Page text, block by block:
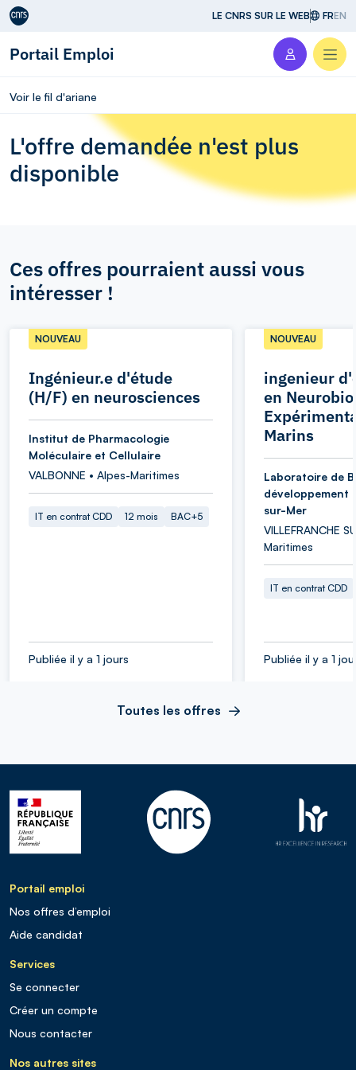
Aller au contenu LE CNRS SUR LE WEB FREN
Portail Emploi
Voir le fil d'ariane
L'offre demandée n'est plus
disponible
Ces offres pourraient aussi vous
intéresser !
Ingénieur.e d'étude
(H/F) en neurosciences
NOUVEAU
Institut de Pharmacologie
Moléculaire et Cellulaire
VALBONNE • Alpes-Maritimes
IT en contrat CDD 12 mois BAC+5
Publiée il y a 1 jours
ingenieur
en
Marins
NOUVEAU
Laboratoire de
développement
sur-Mer
VILLEFRANCHE
Maritimes
IT en contrat CDD
Publiée il y a 1
Toutes les offres
Portail emploi
Nos offres d’emploi
Aide candidat
Services
Se connecter
Créer un compte
Nous contacter
Nos autres sites